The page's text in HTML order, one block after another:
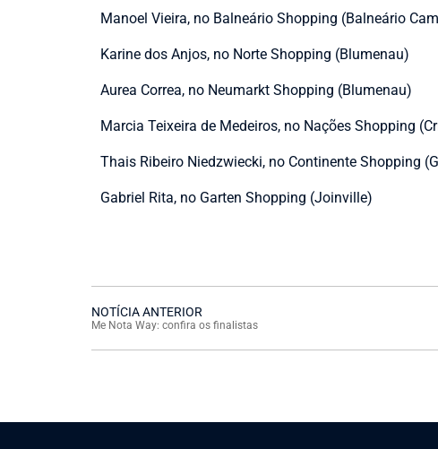
Manoel Vieira, no Balneário Shopping (Balneário
Karine dos Anjos, no Norte Shopping (Blumenau)
Aurea Correa, no Neumarkt Shopping (Blumenau)
Marcia Teixeira de Medeiros, no Nações Shopping
Thais Ribeiro Niedzwiecki, no Continente Shopping
Gabriel Rita, no Garten Shopping (Joinville)
NOTÍCIA ANTERIOR
Me Nota Way: confira os finalistas